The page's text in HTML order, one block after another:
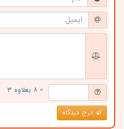
= ۸ بعلاوه ۳
درج دیدگاه